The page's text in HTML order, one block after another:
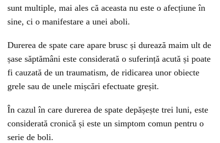
sunt multiple, mai ales că aceasta nu este o afecțiune în
sine, ci o manifestare a unei aboli.
Durerea de spate care apare brusc și durează maim ult de
șase săptămâni este considerată o suferință acută și poate
fi cauzată de un traumatism, de ridicarea unor obiecte
grele sau de unele mișcări efectuate greșit.
În cazul în care durerea de spate depășește trei luni, este
considerată cronică și este un simptom comun pentru o
serie de boli.